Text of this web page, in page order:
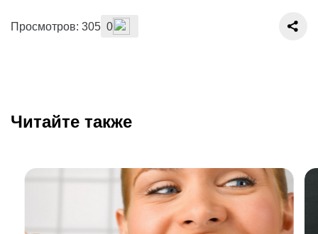
Просмотров: 305 0
Читайте также